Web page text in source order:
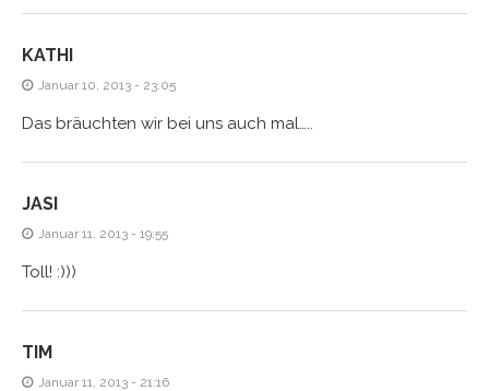
KATHI
Januar 10, 2013 - 23:05
Das bräuchten wir bei uns auch mal…..
JASI
Januar 11, 2013 - 19:55
Toll! :)))
TIM
Januar 11, 2013 - 21:16